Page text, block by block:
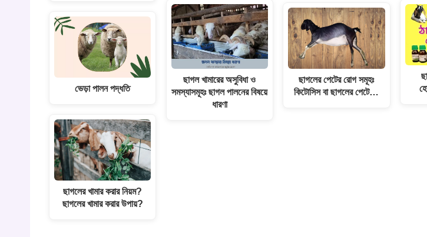
ভেড়া পালন পদ্ধতি
ছাগলের খামার করার নিয়ম?
ছাগলের খামার করার উপায়?
ছাগল খামারের অসুবিধা ও
সমস্যাসমূহঃ ছাগল পালনের বিষয়ে
ধারণা
ছাগলের পেটের রোগ সমূহঃ
কিটোসিস বা ছাগলের পেটে…